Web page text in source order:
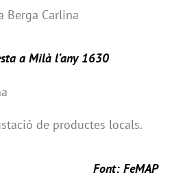
Berga Carlina
a Milà l’any 1630
de productes locals.
Font: FeMAP